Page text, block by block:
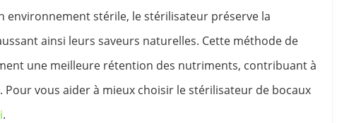
environnement stérile, le stérilisateur préserve la
ainsi leurs saveurs naturelles. Cette méthode de
une meilleure rétention des nutriments, contribuant à
vous aider à mieux choisir le stérilisateur de bocaux
.